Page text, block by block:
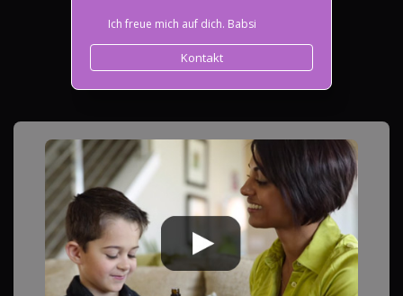
Ich freue mich auf dich. Babsi
Kontakt